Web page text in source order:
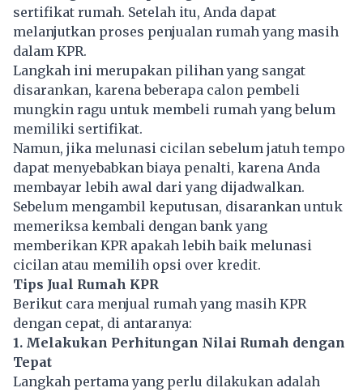
sertifikat rumah. Setelah itu, Anda dapat
melanjutkan proses penjualan rumah yang masih
dalam KPR.
Langkah ini merupakan pilihan yang sangat
disarankan, karena beberapa calon pembeli
mungkin ragu untuk membeli rumah yang belum
memiliki sertifikat.
Namun, jika melunasi cicilan sebelum jatuh tempo
dapat menyebabkan biaya penalti, karena Anda
membayar lebih awal dari yang dijadwalkan.
Sebelum mengambil keputusan, disarankan untuk
memeriksa kembali dengan bank yang
memberikan KPR apakah lebih baik melunasi
cicilan atau memilih opsi over kredit.
Tips Jual Rumah KPR
Berikut cara menjual rumah yang masih KPR
dengan cepat, di antaranya:
1. Melakukan Perhitungan Nilai Rumah dengan
Tepat
Langkah pertama yang perlu dilakukan adalah